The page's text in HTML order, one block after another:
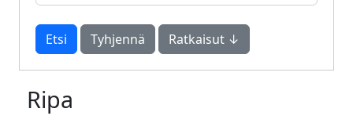
Tyhjennä Ratkaisut ↓
Ripa